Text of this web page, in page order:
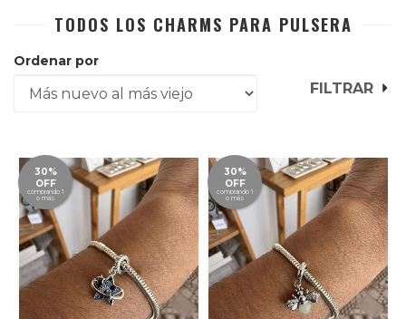
TODOS LOS CHARMS PARA PULSERA
Ordenar por
FILTRAR
30%
OFF
comprando 1
o más
30%
OFF
comprando 1
o más